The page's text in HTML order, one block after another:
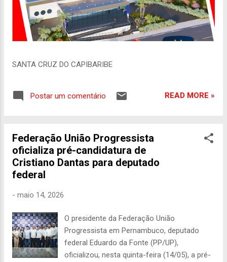
SANTA CRUZ DO CAPIBARIBE
Postar um comentário READ MORE »
Federação União Progressista
oficializa pré-candidatura de
Cristiano Dantas para deputado
federal
- maio 14, 2026
O presidente da Federação União
Progressista em Pernambuco, deputado
federal Eduardo da Fonte (PP/UP),
oficializou, nesta quinta-feira (14/05), a pré-